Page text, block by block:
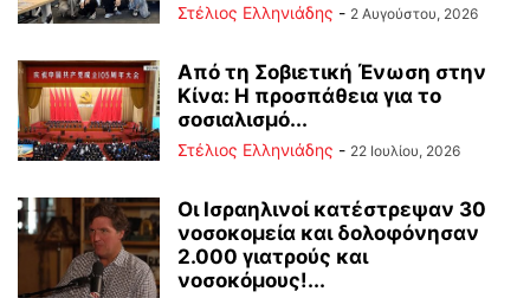
Στέλιος Ελληνιάδης - 2 Αυγούστου, 2026
Από τη Σοβιετική Ένωση στην
Κίνα: Η προσπάθεια για το
σοσιαλισμό...
Στέλιος Ελληνιάδης - 22 Ιουλίου, 2026
Οι Ισραηλινοί κατέστρεψαν 30
νοσοκομεία και δολοφόνησαν
2.000 γιατρούς και
νοσοκόμους!...